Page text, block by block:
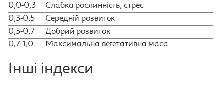
0,0-0,3
Слабка рослинність, стрес
0,3-0,5
Середній розвиток
0,5-0,7
Добрий розвиток
0,7-1,0
Максимальна вегетативна маса
Інші індекси